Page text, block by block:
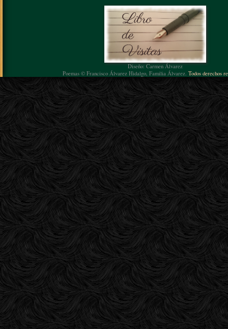
Diseño: Carmen Álvarez
Poemas © Francisco Álvarez Hidalgo, Familia Álvarez. Todos derechos